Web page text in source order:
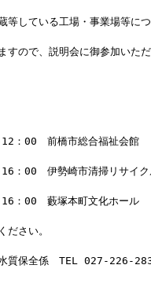
している工場・事業場等に
すので、説明会に御参加いた
：00　前橋市総合福祉会館
00　伊勢崎市清掃リサイク
：00　藪塚本町文化ホール
さい。
水質保全係　TEL 027-226-